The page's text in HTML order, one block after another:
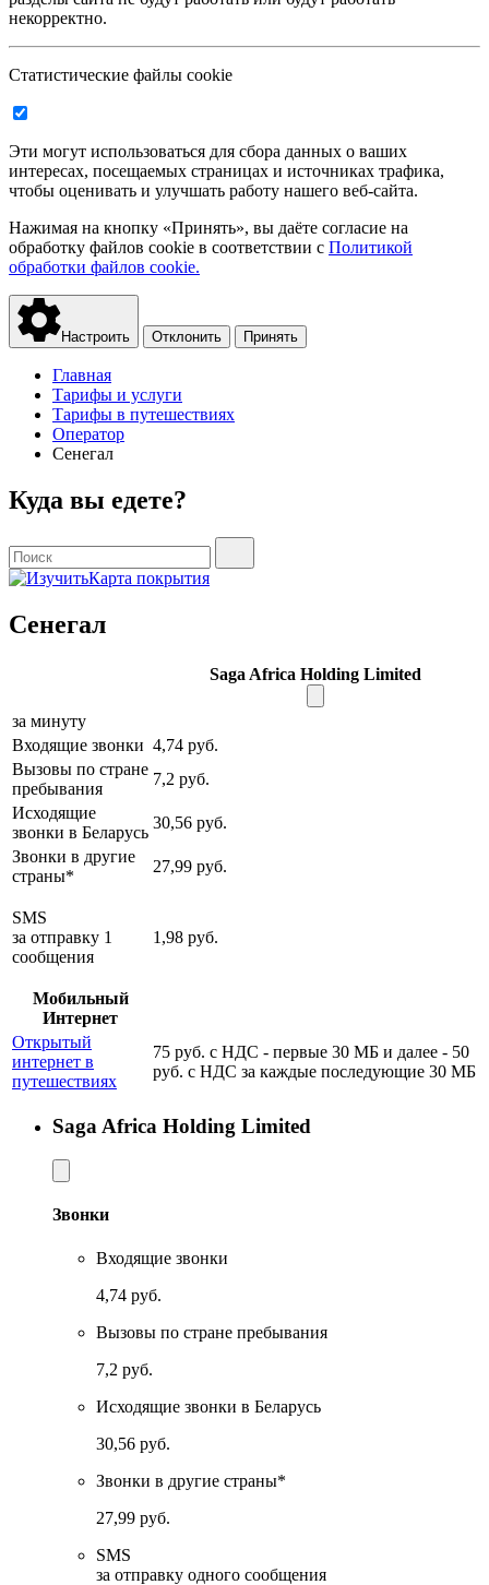
некорректно.
Статистические файлы cookie
Эти могут использоваться для сбора данных о ваших
интересах, посещаемых страницах и источниках трафика,
чтобы оценивать и улучшать работу нашего веб-сайта.
Нажимая на кнопку «Принять», вы даёте согласие на
обработку файлов cookie в соответствии с Политикой
обработки файлов cookie.
Настроить Отклонить Принять
Главная
Тарифы и услуги
Тарифы в путешествиях
Оператор
Сенегал
Куда вы едете?
Карта покрытия
Сенегал
Saga Africa Holding Limited
за минуту
Входящие звонки 4,74 руб.
Вызовы по стране
пребывания
7,2 руб.
Исходящие
звонки в Беларусь
30,56 руб.
Звонки в другие
страны*
27,99 руб.
SMS
за отправку 1
сообщения
1,98 руб.
Мобильный
Интернет
Открытый
интернет в
путешествиях
75 руб. с НДС - первые 30 МБ и далее - 50
руб. с НДС за каждые последующие 30 МБ
Saga Africa Holding Limited
Звонки
Входящие звонки
4,74 руб.
Вызовы по стране пребывания
7,2 руб.
Исходящие звонки в Беларусь
30,56 руб.
Звонки в другие страны*
27,99 руб.
SMS
за отправку одного сообщения